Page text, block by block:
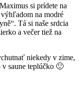
si prídete na
výhľadom na modré
Tá si naše srdcia
a večer tiež na
niekedy v zime,
v saune teplúčko 🙂